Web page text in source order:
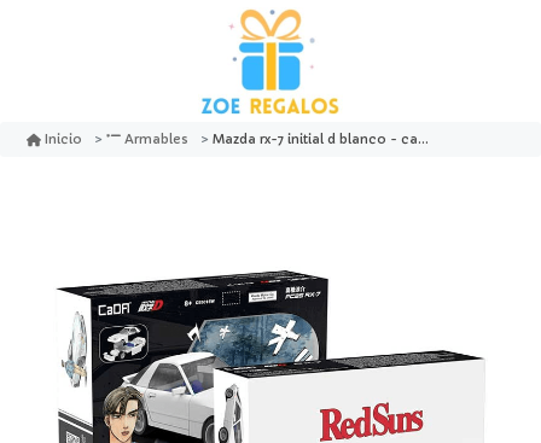
Inicio Armables Mazda rx-7 initial d blanco - cada